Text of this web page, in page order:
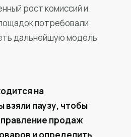
рост комиссий и
потребовали
дальнейшую модель
на
паузу, чтобы
продаж